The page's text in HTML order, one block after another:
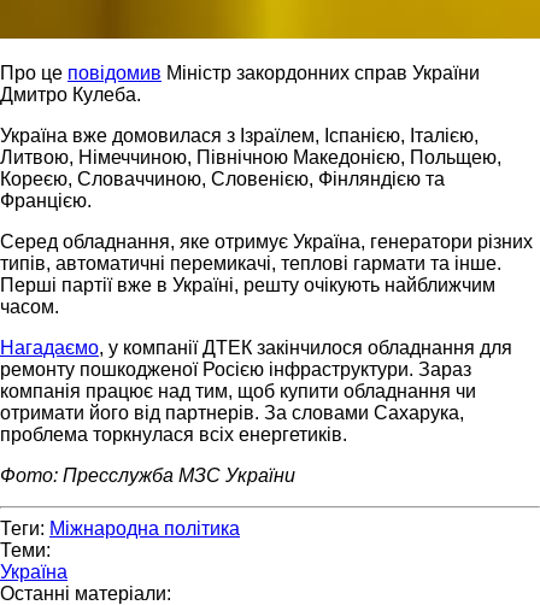
Про це повідомив Міністр закордонних справ України
Дмитро Кулеба.
Україна вже домовилася з Ізраїлем, Іспанією, Італією,
Литвою, Німеччиною, Північною Македонією, Польщею,
Кореєю, Словаччиною, Словенією, Фінляндією та
Францією.
Серед обладнання, яке отримує Україна, генератори різних
типів, автоматичні перемикачі, теплові гармати та інше.
Перші партії вже в Україні, решту очікують найближчим
часом.
Нагадаємо, у компанії ДТЕК закінчилося обладнання для
ремонту пошкодженої Росією інфраструктури. Зараз
компанія працює над тим, щоб купити обладнання чи
отримати його від партнерів. За словами Сахарука,
проблема торкнулася всіх енергетиків.
Фото: Пресслужба МЗС України
Теги: Міжнародна політика
Теми:
Україна
Останні матеріали: